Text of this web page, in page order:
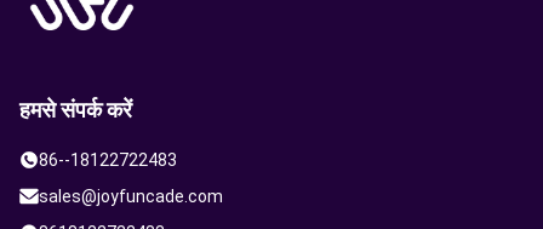
हमसे संपर्क करें
86--18122722483
sales@joyfuncade.com